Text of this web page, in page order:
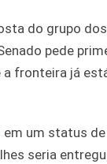
do grupo
pede
fronteira já
um status
seria